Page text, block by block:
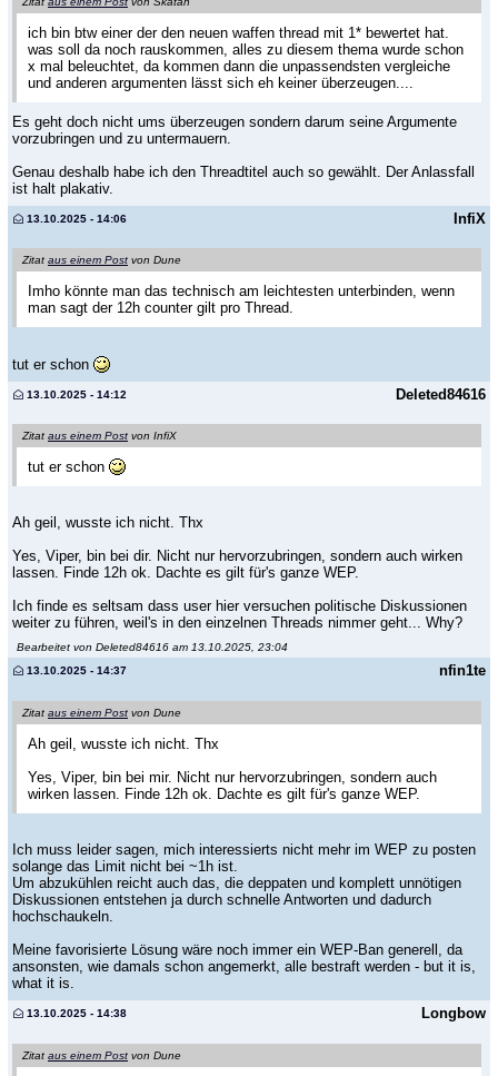
ich bin btw einer der den neuen waffen thread mit 1* bewertet hat.
was soll da noch rauskommen, alles zu diesem thema wurde schon
x mal beleuchtet, da kommen dann die unpassendsten vergleiche
und anderen argumenten lässt sich eh keiner überzeugen....
Es geht doch nicht ums überzeugen sondern darum seine Argumente
vorzubringen und zu untermauern.
Genau deshalb habe ich den Threadtitel auch so gewählt. Der Anlassfall
ist halt plakativ.
InfiX
13.10.2025 - 14:06
Zitat aus einem Post von Dune
Imho könnte man das technisch am leichtesten unterbinden, wenn
man sagt der 12h counter gilt pro Thread.
tut er schon
Deleted84616
13.10.2025 - 14:12
Zitat aus einem Post von InfiX
tut er schon
Ah geil, wusste ich nicht. Thx
Yes, Viper, bin bei dir. Nicht nur hervorzubringen, sondern auch wirken
lassen. Finde 12h ok. Dachte es gilt für's ganze WEP.
Ich finde es seltsam dass user hier versuchen politische Diskussionen
weiter zu führen, weil's in den einzelnen Threads nimmer geht... Why?
Bearbeitet von Deleted84616 am 13.10.2025, 23:04
nfin1te
13.10.2025 - 14:37
Zitat aus einem Post von Dune
Ah geil, wusste ich nicht. Thx
Yes, Viper, bin bei mir. Nicht nur hervorzubringen, sondern auch
wirken lassen. Finde 12h ok. Dachte es gilt für's ganze WEP.
Ich muss leider sagen, mich interessierts nicht mehr im WEP zu posten
solange das Limit nicht bei ~1h ist.
Um abzukühlen reicht auch das, die deppaten und komplett unnötigen
Diskussionen entstehen ja durch schnelle Antworten und dadurch
hochschaukeln.
Meine favorisierte Lösung wäre noch immer ein WEP-Ban generell, da
ansonsten, wie damals schon angemerkt, alle bestraft werden - but it is,
what it is.
Longbow
13.10.2025 - 14:38
Zitat aus einem Post von Dune